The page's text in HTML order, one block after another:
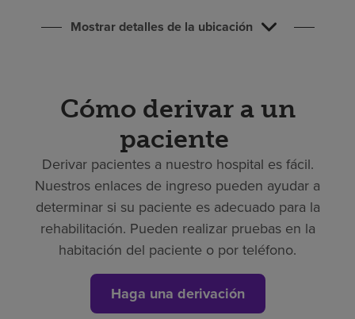
Mostrar detalles de la ubicación
Cómo derivar a un
paciente
Derivar pacientes a nuestro hospital es fácil.
Nuestros enlaces de ingreso pueden ayudar a
determinar si su paciente es adecuado para la
rehabilitación. Pueden realizar pruebas en la
habitación del paciente o por teléfono.
Haga una derivación